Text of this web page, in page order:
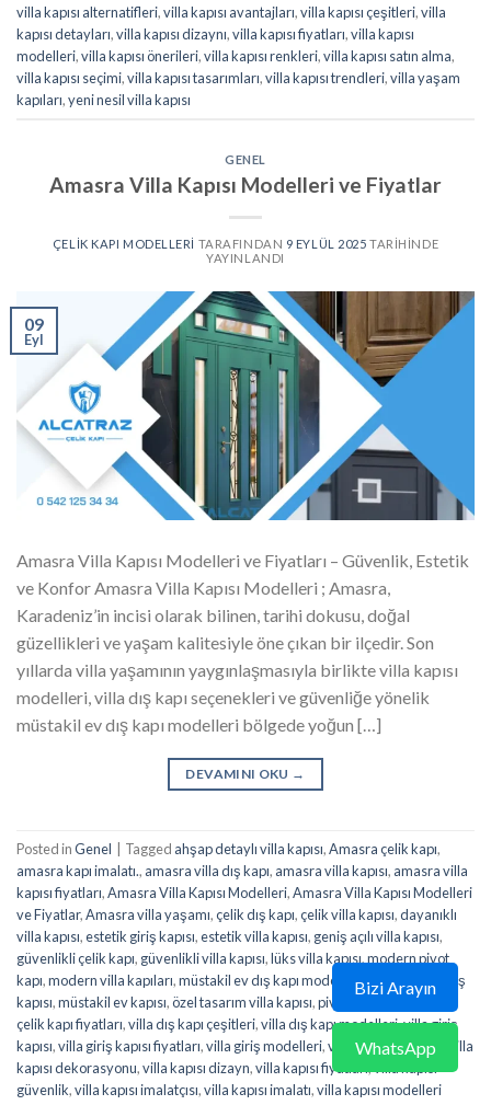
villa kapısı alternatifleri,villa kapısı avantajları,villa kapısı çeşitleri,villa
kapısı detayları,villa kapısı dizaynı,villa kapısı fiyatları,villa kapısı
modelleri,villa kapısı önerileri,villa kapısı renkleri,villa kapısı satın alma,
villa kapısı seçimi,villa kapısı tasarımları,villa kapısı trendleri,villa yaşam
kapıları,yeni nesil villa kapısı
GENEL
Amasra Villa Kapısı Modelleri ve Fiyatlar
ÇELIK KAPI MODELLERI TARAFINDAN 9 EYLÜL 2025 TARIHINDE
YAYINLANDI
09
Eyl
Amasra Villa Kapısı Modelleri ve Fiyatları – Güvenlik, Estetik
ve Konfor Amasra Villa Kapısı Modelleri ; Amasra,
Karadeniz’in incisi olarak bilinen, tarihi dokusu, doğal
güzellikleri ve yaşam kalitesiyle öne çıkan bir ilçedir. Son
yıllarda villa yaşamının yaygınlaşmasıyla birlikte villa kapısı
modelleri, villa dış kapı seçenekleri ve güvenliğe yönelik
müstakil ev dış kapı modelleri bölgede yoğun […]
DEVAMINI OKU →
Posted inGenel Tagged ahşap detaylı villa kapısı,Amasra çelik kapı,
amasra kapı imalatı., amasra villa dış kapı, amasra villa kapısı, amasra villa
kapısı fiyatları,Amasra Villa Kapısı Modelleri,Amasra Villa Kapısı Modelleri
ve Fiyatlar,Amasra villa yaşamı,çelik dış kapı,çelik villa kapısı,dayanıklı
villa kapısı,estetik giriş kapısı,estetik villa kapısı, geniş açılı villa kapısı,
güvenlikli çelik kapı, güvenlikli villa kapısı,lüks villa kapısı,modern pivot
kapı,modern villa kapıları,müstakil ev dış kapı modelleri,müstakil ev giriş
kapısı,müstakil ev kapısı,özel tasarım villa kapısı,pivot villa kapısı ,
çelik kapı fiyatları,villa dış kapı çeşitleri,villa dış kapı modelleri,villa giriş
kapısı,villa giriş kapısı fiyatları,villa giriş modelleri,villa kapısı çeşitleri
villa
kapısı dekorasyonu,villa kapısı dizayn,villa kapısı fiyatları
güvenlik,villa kapısı imalatçısı,villa kapısı imalatı,villa kapısı modelleri
Bizi Arayın
WhatsApp